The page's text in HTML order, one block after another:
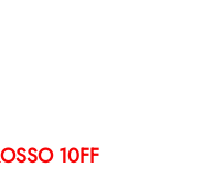
10FF